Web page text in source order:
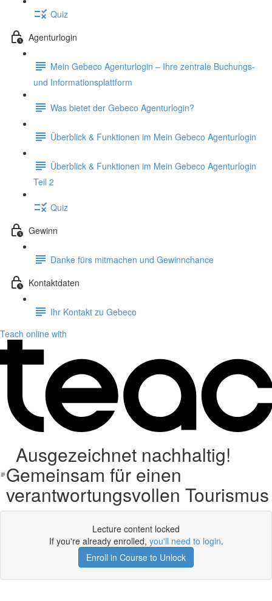
Quiz
Agenturlogin
Mein Gebeco Agenturlogin – Ihre zentrale Buchungs-
und Informationsplattform
Was bietet der Gebeco Agenturlogin?
Überblick & Funktionen im Mein Gebeco Agenturlogin
Überblick & Funktionen im Mein Gebeco Agenturlogin
Teil 2
Quiz
Gewinn
Danke fürs mitmachen und Gewinnchance
Kontaktdaten
Ihr Kontakt zu Gebeco
Teach online with
Ausgezeichnet nachhaltig!
Gemeinsam für einen
verantwortungsvollen Tourismus
Lecture content locked
If you're already enrolled, you'll need to login.
Enroll in Course to Unlock